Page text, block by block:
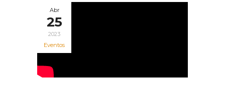
Abr
25
2023
Eventos